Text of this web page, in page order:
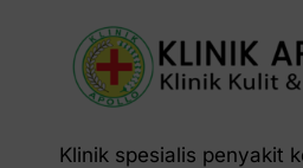
Klinik spesialis penyakit